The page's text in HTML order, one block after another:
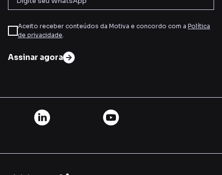
Aceito receber conteúdos da Motiva e concordo com a Política
de privacidade.
Assinar agora